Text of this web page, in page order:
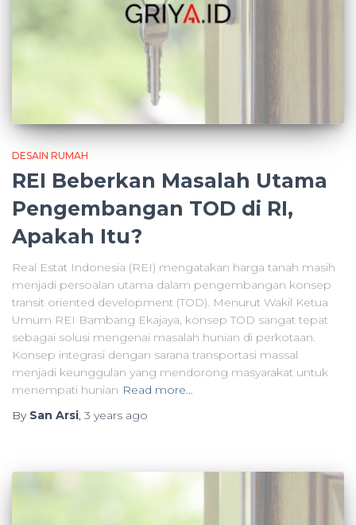
DESAIN RUMAH
REI Beberkan Masalah Utama
Pengembangan TOD di RI,
Apakah Itu?
Real Estat Indonesia (REI) mengatakan harga tanah masih
menjadi persoalan utama dalam pengembangan konsep
transit oriented development (TOD). Menurut Wakil Ketua
Umum REI Bambang Ekajaya, konsep TOD sangat tepat
sebagai solusi mengenai masalah hunian di perkotaan.
Konsep integrasi dengan sarana transportasi massal
menjadi keunggulan yang mendorong masyarakat untuk
menempati hunian Read more…
By San Arsi, 3 years ago